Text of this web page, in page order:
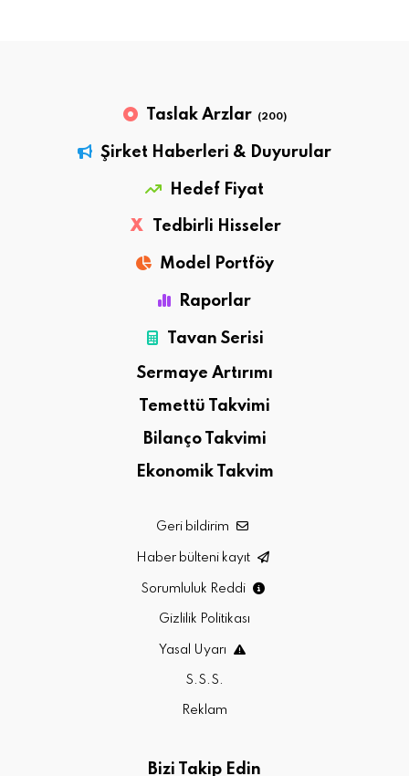
Taslak Arzlar (200)
Şirket Haberleri & Duyurular
Hedef Fiyat
X Tedbirli Hisseler
Model Portföy
Raporlar
Tavan Serisi
Sermaye Artırımı
Temettü Takvimi
Bilanço Takvimi
Ekonomik Takvim
Geri bildirim
Haber bülteni kayıt
Sorumluluk Reddi
Gizlilik Politikası
Yasal Uyarı
S.S.S.
Reklam
Bizi Takip Edin